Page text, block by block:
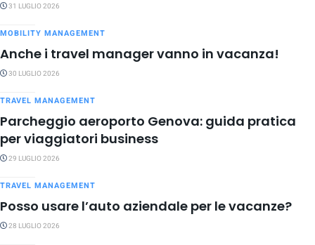
31 LUGLIO 2026
MOBILITY MANAGEMENT
Anche i travel manager vanno in vacanza!
30 LUGLIO 2026
TRAVEL MANAGEMENT
Parcheggio aeroporto Genova: guida pratica
per viaggiatori business
29 LUGLIO 2026
TRAVEL MANAGEMENT
Posso usare l’auto aziendale per le vacanze?
28 LUGLIO 2026